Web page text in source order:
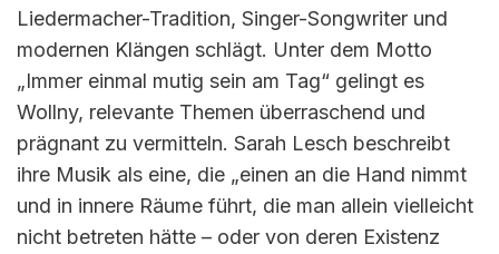
Liedermacher-Tradition, Singer-Songwriter und
modernen Klängen schlägt. Unter dem Motto
„Immer einmal mutig sein am Tag“ gelingt es
Wollny, relevante Themen überraschend und
prägnant zu vermitteln. Sarah Lesch beschreibt
ihre Musik als eine, die „einen an die Hand nimmt
und in innere Räume führt, die man allein vielleicht
nicht betreten hätte – oder von deren Existenz